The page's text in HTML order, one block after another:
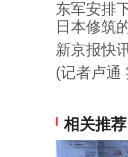
东军安排
日本修筑
新京报快
(记者卢通
相关推荐